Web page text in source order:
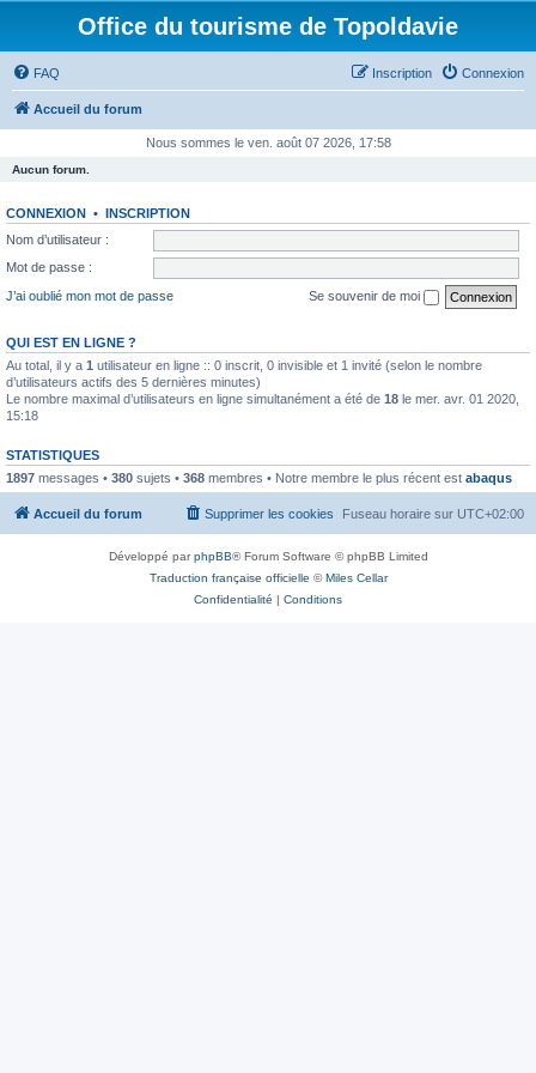
Office du tourisme de Topoldavie
FAQ Connexion
Inscription
Accueil du forum
Nous sommes le ven. août 07 2026, 17:58
Aucun forum.
CONNEXION • INSCRIPTION
Nom d’utilisateur :
Mot de passe :
J’ai oublié mon mot de passe
Se souvenir de moi
QUI EST EN LIGNE ?
Au total, il y a 1 utilisateur en ligne :: 0 inscrit, 0 invisible et 1 invité (selon le nombre
d’utilisateurs actifs des 5 dernières minutes)
Le nombre maximal d’utilisateurs en ligne simultanément a été de 18 le mer. avr. 01 2020,
15:18
STATISTIQUES
1897 messages • 380 sujets • 368 membres • Notre membre le plus récent est abaqus
Accueil du forum Fuseau horaire sur UTC+02:00
Supprimer les cookies
Développé parphpBB® Forum Software © phpBB Limited
Traduction française officielle ©Miles Cellar
Confidentialité | Conditions